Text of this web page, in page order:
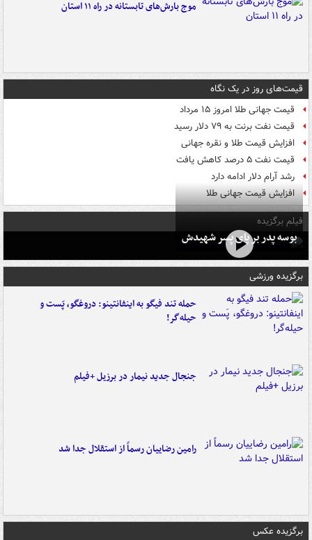
موج بارش‌های تابستانه در راه ۱۱ استان
قیمت‌های روز در یک نگاه
قیمت جهانی طلا امروز ۱۵ مرداد
قیمت نفت برنت به ۷۹ دلار رسید
افزایش قیمت طلا و نقره جهانی
قیمت نفت ۵ درصد کاهش یافت
رشد آرام دلار ادامه دارد
افزایش قیمت جهانی طلا
فیلم برگزیده
بوسه‌ پدر بر پای پسر شهیدش
برگزیده ورزشی
حمله تند فیگو به اینفانتینو: دروغگو، پَست‌ و
حیله‌گر!
جنجال جدید نیمار در برزیل +فیلم
رامین رضاییان رسماً از استقلال جدا شد
برگزیده عکس